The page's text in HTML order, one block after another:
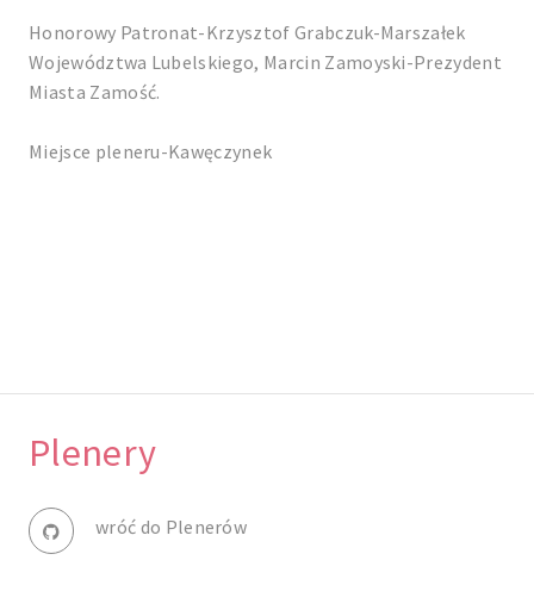
Honorowy Patronat-Krzysztof Grabczuk-Marszałek
Województwa Lubelskiego, Marcin Zamoyski-Prezydent
Miasta Zamość.
Miejsce pleneru-Kawęczynek
Plenery
wróć do Plenerów